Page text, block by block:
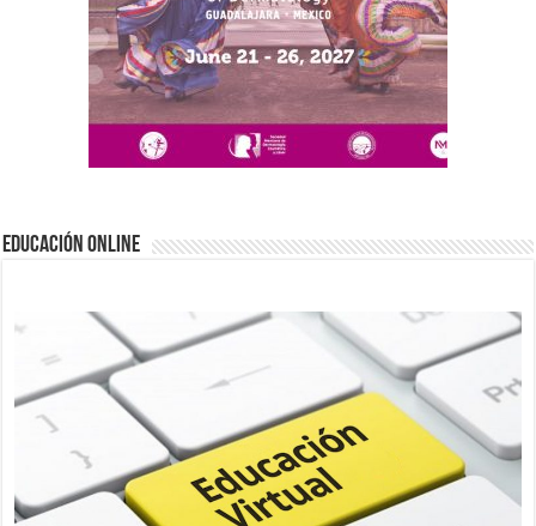
EDUCACIÓN ONLINE